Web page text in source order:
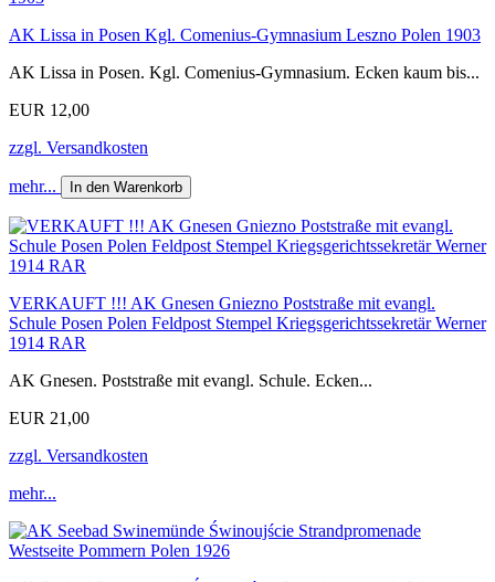
AK Lissa in Posen Kgl. Comenius-Gymnasium Leszno Polen 1903
AK Lissa in Posen. Kgl. Comenius-Gymnasium. Ecken kaum bis...
EUR 12,00
zzgl. Versandkosten
mehr... In den Warenkorb
VERKAUFT !!! AK Gnesen Gniezno Poststraße mit evangl.
Schule Posen Polen Feldpost Stempel Kriegsgerichtssekretär Werner
1914 RAR
AK Gnesen. Poststraße mit evangl. Schule. Ecken...
EUR 21,00
zzgl. Versandkosten
mehr...